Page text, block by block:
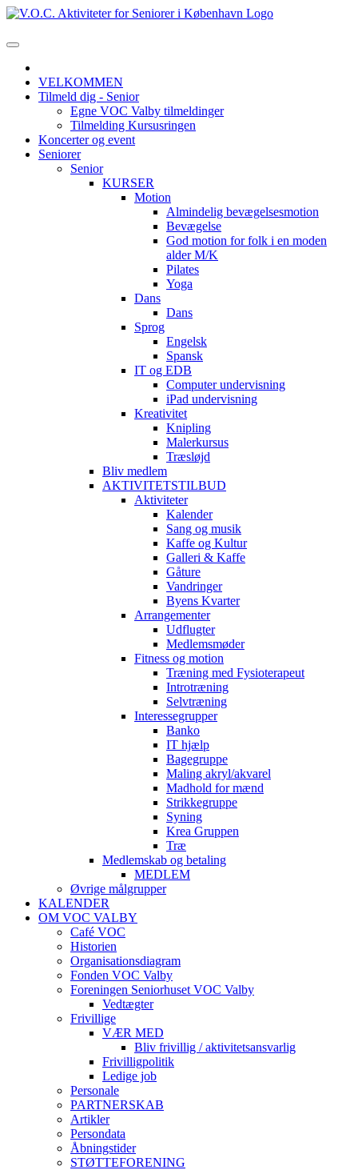
VELKOMMEN
Tilmeld dig - Senior
Egne VOC Valby tilmeldinger
Tilmelding Kursusringen
Koncerter og event
Seniorer
Senior
KURSER
Motion
Almindelig bevægelsesmotion
Bevægelse
God motion for folk i en moden
alder M/K
Pilates
Yoga
Dans
Dans
Sprog
Engelsk
Spansk
IT og EDB
Computer undervisning
iPad undervisning
Kreativitet
Knipling
Malerkursus
Træsløjd
Bliv medlem
AKTIVITETSTILBUD
Aktiviteter
Kalender
Sang og musik
Kaffe og Kultur
Galleri & Kaffe
Gåture
Vandringer
Byens Kvarter
Arrangementer
Udflugter
Medlemsmøder
Fitness og motion
Træning med Fysioterapeut
Introtræning
Selvtræning
Interessegrupper
Banko
IT hjælp
Bagegruppe
Maling akryl/akvarel
Madhold for mænd
Strikkegruppe
Syning
Krea Gruppen
Træ
Medlemskab og betaling
MEDLEM
Øvrige målgrupper
KALENDER
OM VOC VALBY
Café VOC
Historien
Organisationsdiagram
Fonden VOC Valby
Foreningen Seniorhuset VOC Valby
Vedtægter
Frivillige
VÆR MED
Bliv frivillig / aktivitetsansvarlig
Frivilligpolitik
Ledige job
Personale
PARTNERSKAB
Artikler
Persondata
Åbningstider
STØTTEFORENING